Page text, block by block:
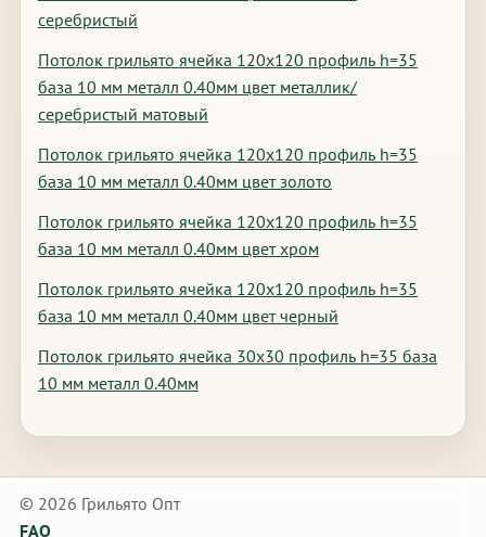
серебристый
Потолок грильято ячейка 120х120 профиль h=35
база 10 мм металл 0.40мм цвет металлик/
серебристый матовый
Потолок грильято ячейка 120х120 профиль h=35
база 10 мм металл 0.40мм цвет золото
Потолок грильято ячейка 120х120 профиль h=35
база 10 мм металл 0.40мм цвет хром
Потолок грильято ячейка 120х120 профиль h=35
база 10 мм металл 0.40мм цвет черный
Потолок грильято ячейка 30х30 профиль h=35 база
10 мм металл 0.40мм
© 2026 Грильято Опт
FAQ